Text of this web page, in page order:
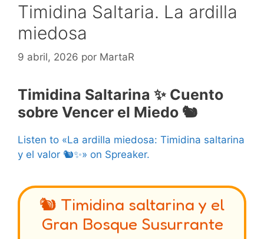
Timidina Saltaria. La ardilla
miedosa
9 abril, 2026 por MartaR
Timidina Saltarina ✨ Cuento
sobre Vencer el Miedo 🐿️
Listen to «La ardilla miedosa: Timidina saltarina
y el valor 🐿️✨» on Spreaker.
🐿️ Timidina saltarina y el
Gran Bosque Susurrante